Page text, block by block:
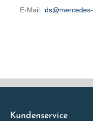
E-Mail:
Kundenservice